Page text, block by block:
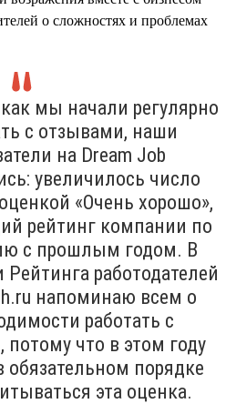
о сложностях и проблемах
мы начали регулярно
с отзывами, наши
на Dream Job
увеличилось число
«Очень хорошо»,
рейтинг компании по
с прошлым годом. В
работодателей
напоминаю всем о
работать с
потому что в этом году
обязательном порядке
эта оценка.